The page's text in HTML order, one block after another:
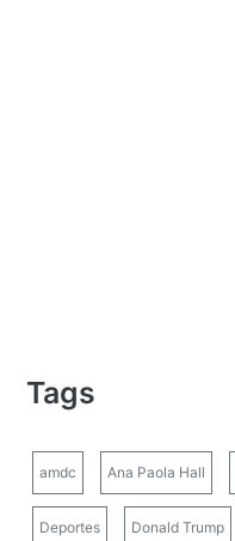
Tags
amdc Ana Paola Hall
Deportes Donald Trump